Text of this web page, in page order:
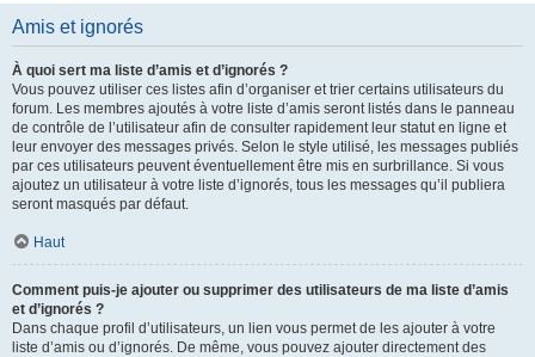
Amis et ignorés
À quoi sert ma liste d’amis et d’ignorés ?
Vous pouvez utiliser ces listes afin d’organiser et trier certains utilisateurs du
forum. Les membres ajoutés à votre liste d’amis seront listés dans le panneau
de contrôle de l’utilisateur afin de consulter rapidement leur statut en ligne et
leur envoyer des messages privés. Selon le style utilisé, les messages publiés
par ces utilisateurs peuvent éventuellement être mis en surbrillance. Si vous
ajoutez un utilisateur à votre liste d’ignorés, tous les messages qu’il publiera
seront masqués par défaut.
Haut
Comment puis-je ajouter ou supprimer des utilisateurs de ma liste d’amis
et d’ignorés ?
Dans chaque profil d’utilisateurs, un lien vous permet de les ajouter à votre
liste d’amis ou d’ignorés. De même, vous pouvez ajouter directement des